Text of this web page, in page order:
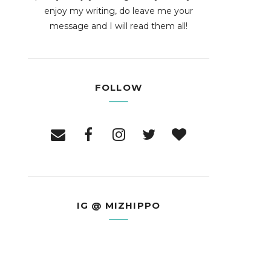
enjoy my writing, do leave me your
message and I will read them all!
FOLLOW
IG @ MIZHIPPO